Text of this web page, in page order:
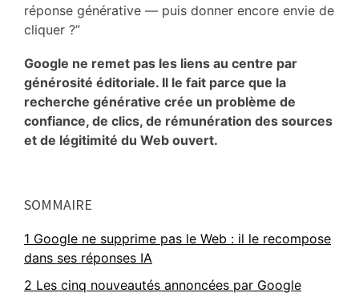
réponse générative — puis donner encore envie de
cliquer ?”
Google ne remet pas les liens au centre par
générosité éditoriale. Il le fait parce que la
recherche générative crée un problème de
confiance, de clics, de rémunération des sources
et de légitimité du Web ouvert.
Sidebar
SOMMAIRE
1 Google ne supprime pas le Web : il le recompose
dans ses réponses IA
2 Les cinq nouveautés annoncées par Google